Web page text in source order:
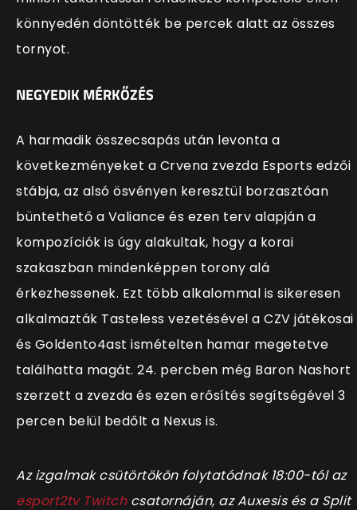
könnyedén döntötték be percek alatt az összes
tornyot.
NEGYEDIK MÉRKŐZÉS
A harmadik összecsapás után levonta a
következményeket a Crvena zvezda Esports edzői
stábja, az alsó ösvényen keresztül borzasztóan
büntethető a Valiance és ezen terv alapján a
kompozíciók is úgy alakultak, hogy a korai
szakaszban mindenképpen torony alá
érkezhessenek. Ezt több alkalommal is sikeresen
alkalmazták Tasteless vezetésével a CZV játékosai
és Goldento4ast ismételten hamar megetetve
találhatta magát. 24. percben még Baron Nashort
szerzett a zvezda és ezen erősítés segítségével 3
percen belül bedőlt a Nexus is.
Az izgalmak csütörtökön folytatódnak 18:00-tól az
esport2tv Twitchcsatornáján, az Auxesis és a Split